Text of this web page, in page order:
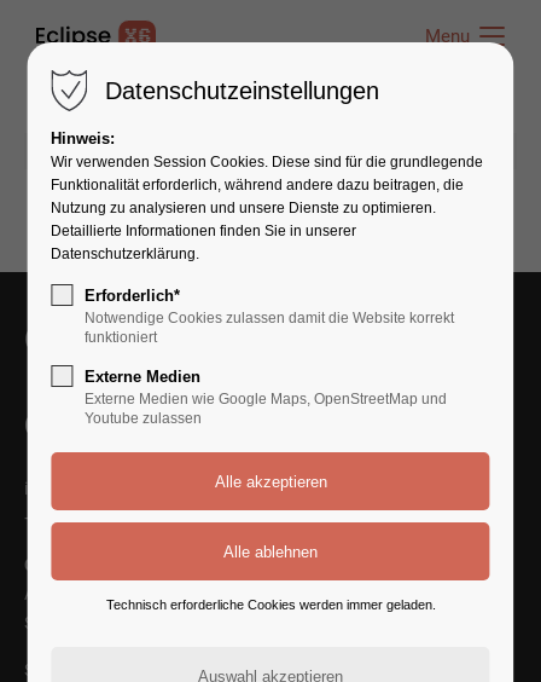
Menu
Get in Touch With Us
Contact Us
info@yourmail.com
+01 444 888 424
Cybersteel Inc.
Address: 376-293 City Road, Suite 600
San Francisco, CA 94102
SEE ON MAP
Datenschutzeinstellungen
Hinweis:
Wir verwenden Session Cookies. Diese sind für die grundlegende
Funktionalität erforderlich, während andere dazu beitragen, die
Nutzung zu analysieren und unsere Dienste zu optimieren.
Detaillierte Informationen finden Sie in unserer
Datenschutzerklärung.
Erforderlich*
Notwendige Cookies zulassen damit die Website korrekt
funktioniert
Externe Medien
Externe Medien wie Google Maps, OpenStreetMap und
Youtube zulassen
Technisch erforderliche Cookies werden immer geladen.
Menu